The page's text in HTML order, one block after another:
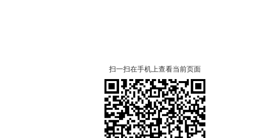
扫一扫在手机上查看当前页面